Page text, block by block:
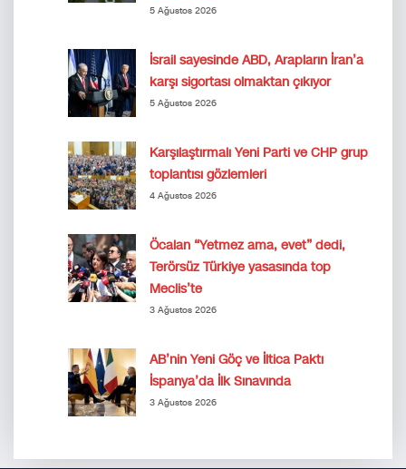
5 Ağustos 2026
İsrail sayesinde ABD, Arapların İran’a
karşı sigortası olmaktan çıkıyor
5 Ağustos 2026
Karşılaştırmalı Yeni Parti ve CHP grup
toplantısı gözlemleri
4 Ağustos 2026
Öcalan “Yetmez ama, evet” dedi,
Terörsüz Türkiye yasasında top
Meclis’te
3 Ağustos 2026
AB’nin Yeni Göç ve İltica Paktı
İspanya’da İlk Sınavında
3 Ağustos 2026